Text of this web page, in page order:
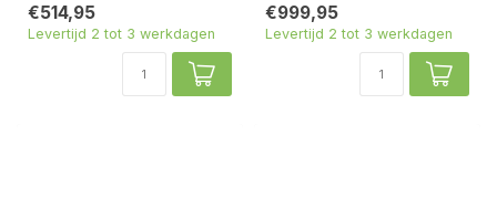
€514,95
Levertijd 2 tot 3 werkdagen
€999,95
Levertijd 2 tot 3 werkdagen